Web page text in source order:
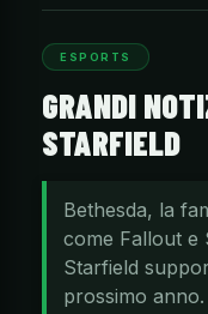
ESPORTS
GRANDI
STARFIELD
Bethesda, la
come Fallout e
Starfield
prossimo anno.